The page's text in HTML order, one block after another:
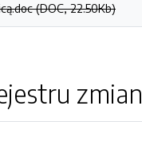
(DOC, 22.50Kb)
zmian